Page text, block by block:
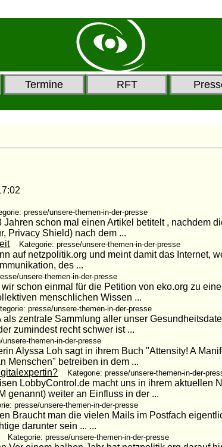
Termine RFT
presse/unsere-themen-in-der-presse
Jahren schon mal einen Artikel betitelt , nachdem
Privacy Shield) nach dem ...
Kategorie: presse/unsere-themen-in-der-presse
auf netzpolitik.org und meint damit das Internet,
des ...
unsere-themen-in-der-presse
schon einmal für die Petition von eko.org zu
menschlichen Wissen ...
presse/unsere-themen-in-der-presse
zentrale Sammlung aller unser
zumindest recht schwer ist ...
unsere-themen-in-der-presse
Alyssa Loh sagt in ihrem Buch "Attensity! A
Menschen" betreiben in dem ...
Kategorie: presse/unsere-themen-in-der-
LobbyControl.de macht uns in ihrem aktuellen
genannt) weiter an Einfluss in der ...
presse/unsere-themen-in-der-presse
Braucht man die vielen Mails im Postfach
darunter sein ... ...
Kategorie: presse/unsere-themen-in-der-presse